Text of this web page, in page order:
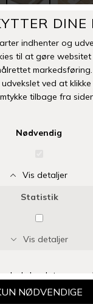
- +
TILFØJ TIL
Vi anbefaler